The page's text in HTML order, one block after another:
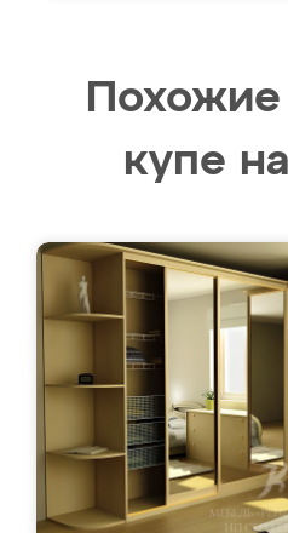
купе